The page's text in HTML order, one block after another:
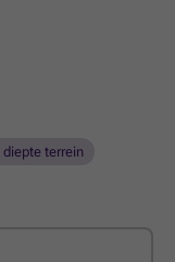
diepte terrein